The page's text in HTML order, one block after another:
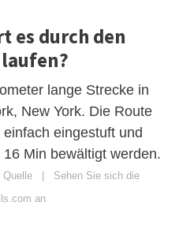
es durch den
lange Strecke in
New York. Die Route
eingestuft und
Min bewältigt werden.
Quelle | Sehen Sie sich die
an